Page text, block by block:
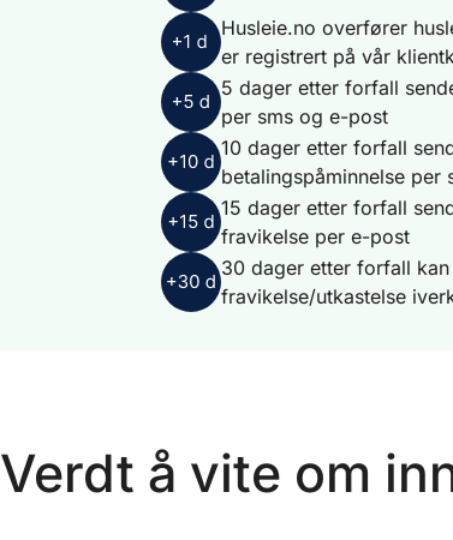
Husleie.no overfører
er registrert på vår
5 dager etter forfall
per sms og e-post
10 dager etter forfall
betalingspåminnelse per
15 dager etter forfall
fravikelse per e-post
30 dager etter forfall
fravikelse/utkastelse
Verdt å vite om